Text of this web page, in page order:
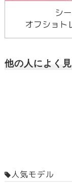
シ
オフショト
他の人によく
人気モデル